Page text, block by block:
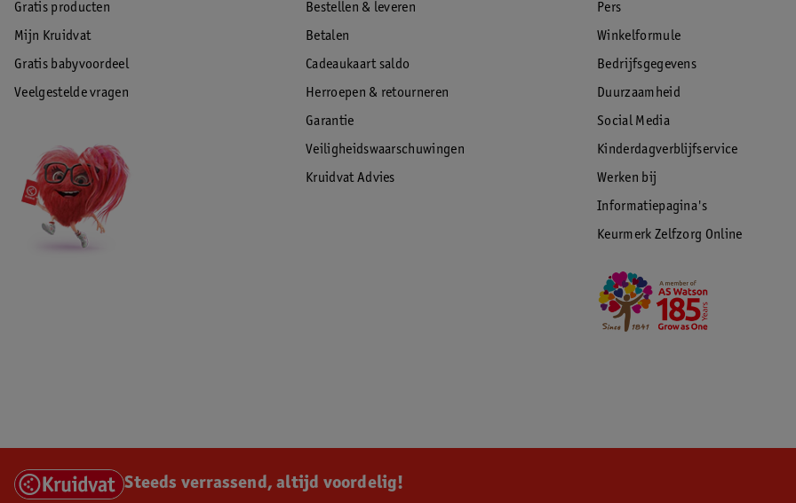
Gratis producten
Mijn Kruidvat
Gratis babyvoordeel
Veelgestelde vragen
Bestellen & leveren
Betalen
Cadeaukaart saldo
Herroepen & retourneren
Garantie
Veiligheidswaarschuwingen
Kruidvat Advies
Pers
Winkelformule
Bedrijfsgegevens
Duurzaamheid
Social Media
Kinderdagverblijfservice
Werken bij
Informatiepagina's
Keurmerk Zelfzorg Online
Steeds verrassend, altijd voordelig!